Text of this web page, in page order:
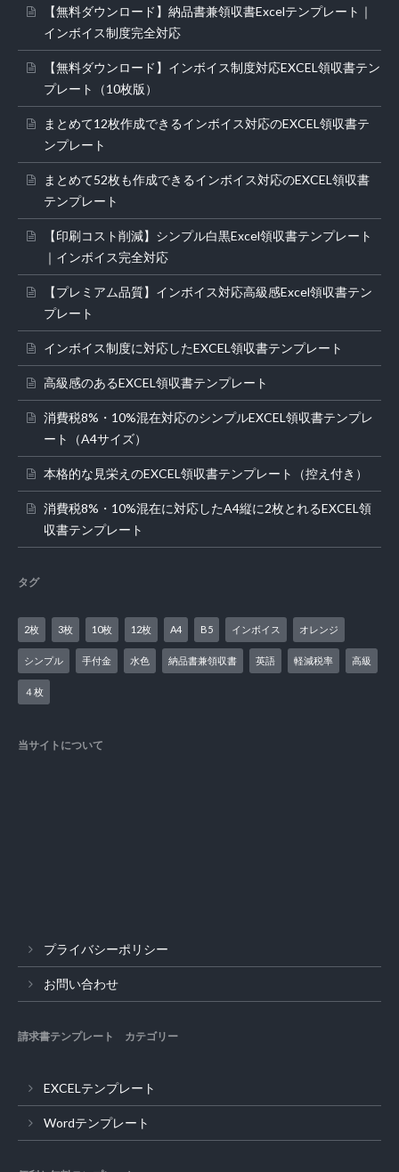
【無料ダウンロード】納品書兼領収書Excelテンプレート｜
インボイス制度完全対応
【無料ダウンロード】インボイス制度対応EXCEL領収書テン
プレート（10枚版）
まとめて12枚作成できるインボイス対応のEXCEL領収書テ
ンプレート
まとめて52枚も作成できるインボイス対応のEXCEL領収書
テンプレート
【印刷コスト削減】シンプル白黒Excel領収書テンプレート
｜インボイス完全対応
【プレミアム品質】インボイス対応高級感Excel領収書テン
プレート
インボイス制度に対応したEXCEL領収書テンプレート
高級感のあるEXCEL領収書テンプレート
消費税8%・10%混在対応のシンプルEXCEL領収書テンプレ
ート（A4サイズ）
本格的な見栄えのEXCEL領収書テンプレート（控え付き）
消費税8%・10%混在に対応したA4縦に2枚とれるEXCEL領
収書テンプレート
タグ
2枚 3枚 10枚 12枚 A4 B5 インボイス オレンジ
シンプル 手付金 水色 納品書兼領収書 英語 軽減税率 高級
４枚
当サイトについて
プライバシーポリシー
お問い合わせ
請求書テンプレート カテゴリー
EXCELテンプレート
Wordテンプレート